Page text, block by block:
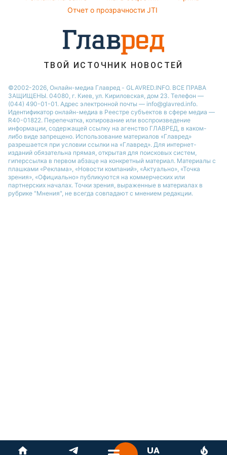
Филипп Киркоров
Новости Ровно
Новости Запорожья
Праздничное меню
Отчет о прозрачности JTI
ТВОЙ ИСТОЧНИК НОВОСТЕЙ
©2002-2026, Онлайн-медиа Главред - GLAVRED.INFO. ВСЕ ПРАВА
ЗАЩИЩЕНЫ. 04080, г. Киев, ул. Кириловская, дом 23. Телефон —
(044) 490-01-01. Адрес электронной почты — info@glavred.info.
Идентификатор онлайн-медиа в Реестре cубъектов в сфере медиа —
R40-01822. Перепечатка, копирование или воспроизведение
информации, содержащей ссылку на агенство ГЛАВРЕД, в каком-
либо виде запрещено. Использование материалов «Главред»
разрешается при условии ссылки на «Главред». Для интернет-
изданий обязательна прямая, открытая для поисковых систем,
гиперссылка в первом абзаце на конкретный материал. Материалы с
плашками «Реклама», «Новости компаний», «Актуально», «Точка
зрения», «Официально» публикуются на коммерческих или
партнерских началах. Точки зрения, выраженные в материалах в
рубрике "Мнения", не всегда совпадают с мнением редакции.